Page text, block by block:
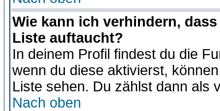
Wie kann ich verhindern,
Liste auftaucht?
In deinem Profil findest du die
wenn du diese aktivierst,
Liste sehen. Du zählst dann als
Nach oben